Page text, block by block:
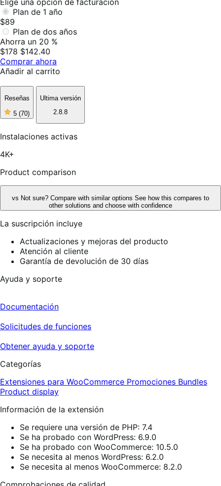
Elige una opción de facturación
Plan de 1 año
$89
Plan de dos años
Ahorra un 20 %
$178 $142.40
Comprar ahora
Añadir al carrito
Reseñas
5 (70)
5
5
Ultima versión
2.8.8
Instalaciones activas
4K+
Product comparison
vs Not sure? Compare with similar options See how this compares to
other solutions and choose with confidence
La suscripción incluye
Actualizaciones y mejoras del producto
Atención al cliente
Garantía de devolución de 30 días
Ayuda y soporte
Documentación
Solicitudes de funciones
Obtener ayuda y soporte
Categorías
Extensiones para WooCommerce Promociones Bundles
Product display
Información de la extensión
Se requiere una versión de PHP: 7.4
Se ha probado con WordPress: 6.9.0
Se ha probado con WooCommerce: 10.5.0
Se necesita al menos WordPress: 6.2.0
Se necesita al menos WooCommerce: 8.2.0